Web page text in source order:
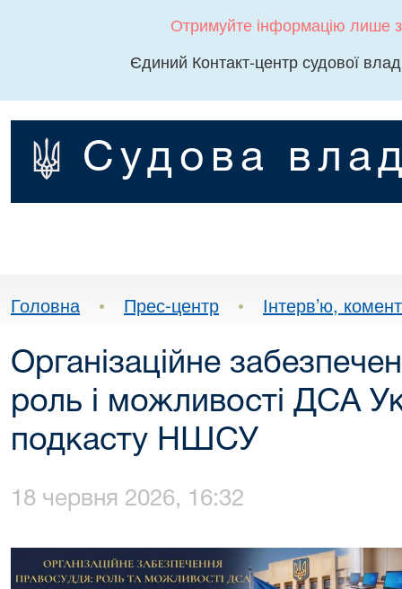
Отримуйте інформацію лише
Єдиний Контакт-центр судової
Судова
Головна • Прес-центр • Інтерв’ю,
Організаційне
роль і можливості ДСА
подкасту НШСУ
18 червня 2026, 16:32